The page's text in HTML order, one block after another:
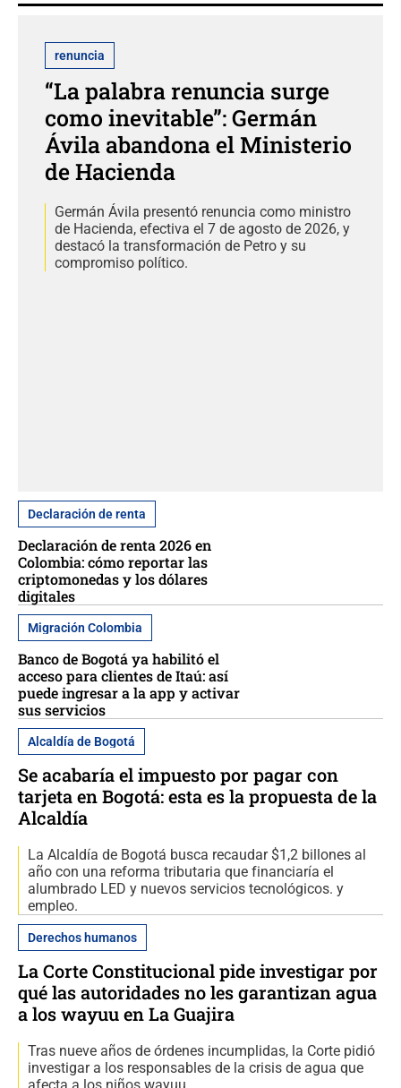
renuncia
“La palabra renuncia surge
como inevitable”: Germán
Ávila abandona el Ministerio
de Hacienda
Germán Ávila presentó renuncia como ministro
de Hacienda, efectiva el 7 de agosto de 2026, y
destacó la transformación de Petro y su
compromiso político.
Declaración de renta
Declaración de renta 2026 en
Colombia: cómo reportar las
criptomonedas y los dólares
digitales
Migración Colombia
Banco de Bogotá ya habilitó el
acceso para clientes de Itaú: así
puede ingresar a la app y activar
sus servicios
Alcaldía de Bogotá
Se acabaría el impuesto por pagar con
tarjeta en Bogotá: esta es la propuesta de la
Alcaldía
La Alcaldía de Bogotá busca recaudar $1,2 billones al
año con una reforma tributaria que financiaría el
alumbrado LED y nuevos servicios tecnológicos. y
empleo.
Derechos humanos
La Corte Constitucional pide investigar por
qué las autoridades no les garantizan agua
a los wayuu en La Guajira
Tras nueve años de órdenes incumplidas, la Corte pidió
investigar a los responsables de la crisis de agua que
afecta a los niños wayuu.